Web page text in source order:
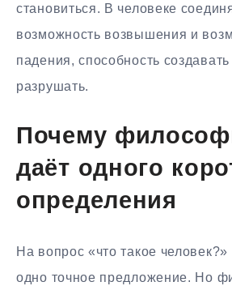
становиться. В человеке
возможность возвышения и
падения, способность
разрушать.
Почему
даёт одного
определения
На вопрос «что такое человек?»
одно точное предложение. Но